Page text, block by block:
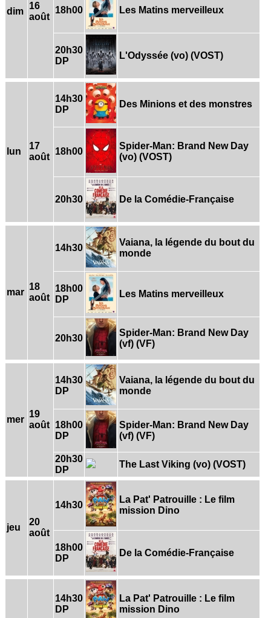
dim
16
août
18h00 Les Matins merveilleux
20h30
DP
L'Odyssée (vo) (VOST)
lun
17
août
14h30
DP
Des Minions et des monstres
18h00
Spider-Man: Brand New Day
(vo) (VOST)
20h30 De la Comédie-Française
mar
18
août
14h30
Vaiana, la légende du bout du
monde
18h00
DP
Les Matins merveilleux
20h30
Spider-Man: Brand New Day
(vf) (VF)
mer
19
août
14h30
DP
Vaiana, la légende du bout du
monde
18h00
DP
Spider-Man: Brand New Day
(vf) (VF)
20h30
DP
The Last Viking (vo) (VOST)
jeu
20
août
14h30
La Pat' Patrouille : Le film
mission Dino
18h00
DP
De la Comédie-Française
14h30
DP
La Pat' Patrouille : Le film
mission Dino